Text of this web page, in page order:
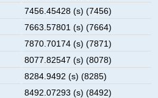
7456.45428 (s) (7456)
7663.57801 (s) (7664)
7870.70174 (s) (7871)
8077.82547 (s) (8078)
8284.9492 (s) (8285)
8492.07293 (s) (8492)